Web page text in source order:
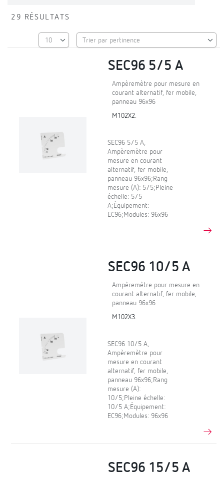
29 RÉSULTATS
SEC96 5/5 A
Ampèremètre pour mesure en
courant alternatif, fer mobile,
panneau 96x96
M102X2.
SEC96 5/5 A,
Ampèremètre pour
mesure en courant
alternatif, fer mobile,
panneau 96x96;Rang
mesure (A): 5/5;Pleine
échelle: 5/5
A;Équipement:
EC96;Modules: 96x96
SEC96 10/5 A
Ampèremètre pour mesure en
courant alternatif, fer mobile,
panneau 96x96
M102X3.
SEC96 10/5 A,
Ampèremètre pour
mesure en courant
alternatif, fer mobile,
panneau 96x96;Rang
mesure (A):
10/5;Pleine échelle:
10/5 A;Équipement:
EC96;Modules: 96x96
SEC96 15/5 A